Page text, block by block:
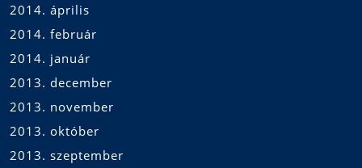
2014. április
2014. február
2014. január
2013. december
2013. november
2013. október
2013. szeptember